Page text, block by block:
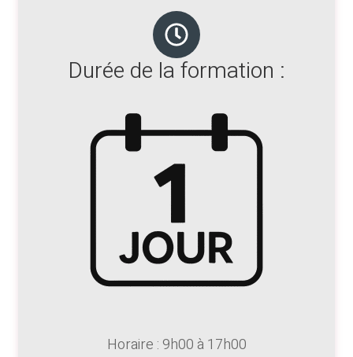
Durée de la formation :
Horaire : 9h00 à 17h00